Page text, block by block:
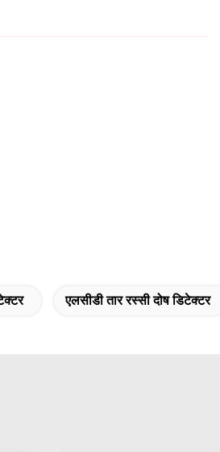
एलसीडी तार रस्सी दोष डिटेक्टर